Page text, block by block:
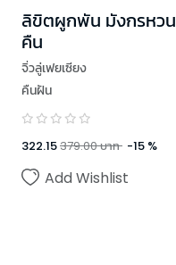
ลิขิตผูกพัน มังกรหวน
คืน
จิ่วลู่เฟยเซียง
คืนฝัน
322.15379.00บาท -15 %
Add Wishlist